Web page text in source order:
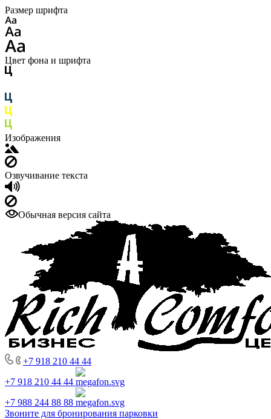
Размер шрифта
Цвет фона и шрифта
Изображения
Озвучивание текста
Обычная версия сайта
+7 918 210 44 44
+7 918 210 44 44
+7 988 244 88 88
Звоните для бронирования парковки